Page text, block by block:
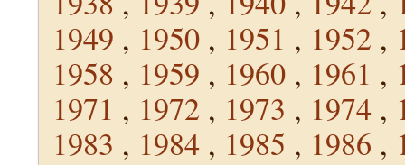
1949 , 1950 , 1951 , 1952 ,
1958 , 1959 , 1960 , 1961 ,
1971 , 1972 , 1973 , 1974 ,
1983 , 1984 , 1985 , 1986 ,